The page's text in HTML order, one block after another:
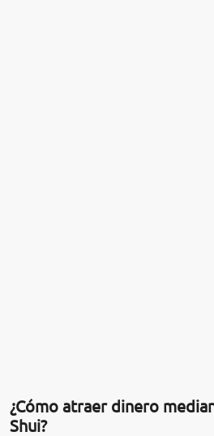
¿Cómo atraer dinero
Shui?